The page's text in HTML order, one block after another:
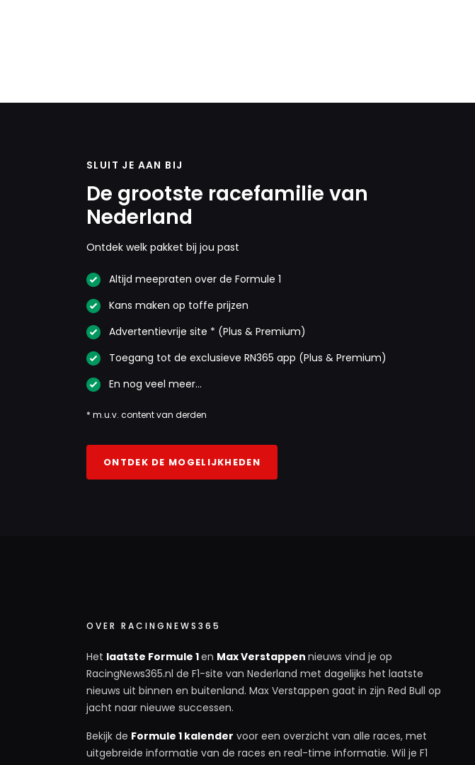
SLUIT JE AAN BIJ
De grootste racefamilie van
Nederland
Ontdek welk pakket bij jou past
Altijd meepraten over de Formule 1
Kans maken op toffe prijzen
Advertentievrije site * (Plus & Premium)
Toegang tot de exclusieve RN365 app (Plus & Premium)
En nog veel meer…
* m.u.v. content van derden
ONTDEK DE MOGELIJKHEDEN
OVER RACINGNEWS365
Het laatste Formule 1en Max Verstappen nieuws vind je op
RacingNews365.nl de F1-site van Nederland met dagelijks het laatste
nieuws uit binnen en buitenland. Max Verstappen gaat in zijn Red Bull op
jacht naar nieuwe successen.
Bekijk de Formule 1 kalender voor een overzicht van alle races, met
uitgebreide informatie van de races en real-time informatie. Wil je F1